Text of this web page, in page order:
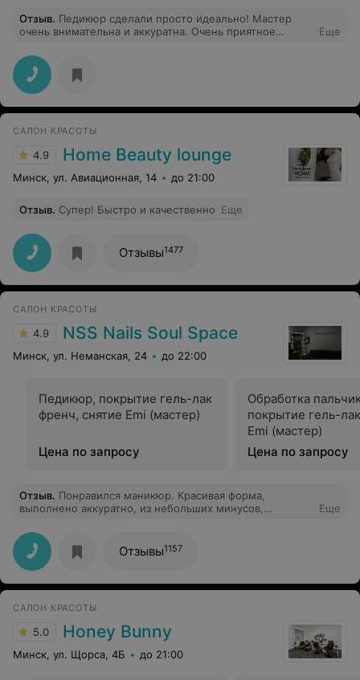
Отзыв. Педикюр сделали просто идеально! Мастер
очень внимательна и аккуратна. Очень приятное
Еще
САЛОН КРАСОТЫ
4.9 Home Beauty lounge
Минск, ул. Авиационная, 14 до 21:00
Отзыв. Супер! Быстро и качественно Еще
Отзывы1477
САЛОН КРАСОТЫ
4.9 NSS Nails Soul Space
Минск, ул. Неманская, 24 до 22:00
Педикюр, покрытие гель-лак
френч, cнятие Emi (мастер)
Цена по запросу
Обработка
покрытие гель-
Emi (мастер)
Цена по запросу
Отзыв. Понравился маникюр. Красивая форма,
выполнено аккуратно, из небольших минусов,
Еще
Отзывы1157
САЛОН КРАСОТЫ
5.0 Honey Bunny
Минск, ул. Щорса, 4Б до 21:00